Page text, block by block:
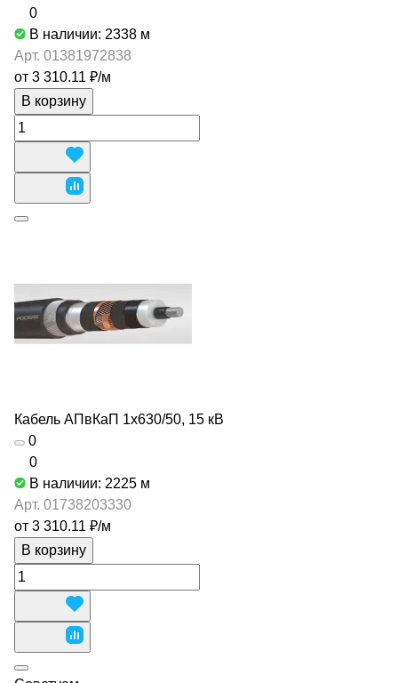
0
В наличии: 2338 м
Арт. 01381972838
от 3 310.11 ₽/м
В корзину
Кабель АПвКаП 1х630/50, 15 кВ
0
0
В наличии: 2225 м
Арт. 01738203330
от 3 310.11 ₽/м
В корзину